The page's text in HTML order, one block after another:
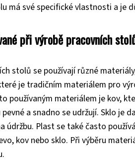
má své specifické vlastnosti a je
při výrobě pracovních
stolů se používají různé
je tradičním materiálem pro
používaným materiálem je kov,
a snadno se udržují. Sklo je
údržbu. Plast se také často
kov nebo sklo. Při výběru